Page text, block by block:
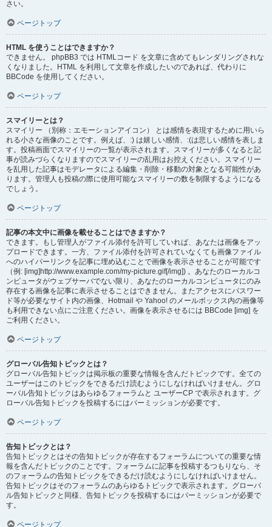
さい。
ページトップ
HTML を使うことはできますか？
できません。 phpBB3 では HTMLコード を文章に含めてもレンダリングされな
くなりました。HTML を利用して文章を作成したいのであれば、代わりに
BBCode を使用してください。
ページトップ
スマイリーとは？
スマイリー （別称：エモーションアイコン） とは感情を表現するために用いら
れる小さな画像のことです。例えば、:) は嬉しい感情、:(は悲しい感情を表しま
す。投稿画面でスマイリーの一覧が表示されます。スマイリーが多くなると記
事が読みづらくなりますのでスマイリーの乱用はお控えください。スマイリー
を乱用した記事はモデレータによる編集・削除・移動の対象となる可能性があ
ります。管理人も投稿の際に使用可能なスマイリーの数を制限するようになる
でしょう。
ページトップ
記事の本文中に画像を載せることはできますか？
できます。もし管理人がファイル添付を許可していれば、あなたは画像をアッ
プロードできます。一方、ファイル添付を許可されていなくても画像ファイル
へのハイパーリンクを記事に埋め込むことで画像を表示させることが可能です
（例: [img]http://www.example.com/my-picture.gif[/img]) 。あなたのローカルコ
ンピュータがウェブサーバでない限り、あなたのローカルコンピュータにのみ
存在する画像を記事に表示させることはできません。またアクセスにパスワー
ド等が必要なサイト内の画像、Hotmail や Yahoo! のメールボックス内の画像等
も利用できない点にご注意ください。画像を表示させるには BBCode [img] を
ご利用ください。
ページトップ
グローバル告知トピックとは？
グローバル告知トピックは掲示板の重要な情報を含んだトピックです。全ての
ユーザーはこのトピックをできるだけ読むようにしなければいけません。グロ
ーバル告知トピックはあらゆるフォーラムと ユーザーCP で表示されます。グ
ローバル告知トピックを投稿するにはパーミッションが必要です。
ページトップ
告知トピックとは？
告知トピックとはその告知トピックが存在するフォーラムについての重要な情
報を含んだトピックのことです。フォーラムに記事を投稿するつもりなら、そ
のフォーラムの告知トピックをできるだけ読むようにしなければいけません。
告知トピックはそのフォーラムのあらゆるトピックで表示されます。グローバ
ル告知トピックと同様、告知トピックを投稿するにはパーミッションが必要で
す。
ページトップ